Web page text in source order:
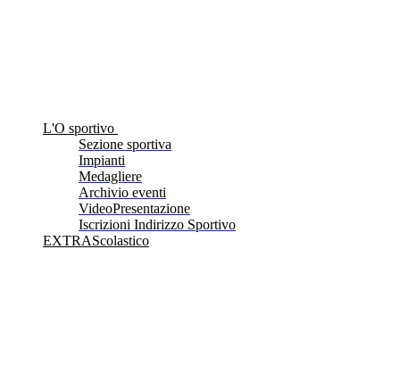
L'O sportivo
Sezione sportiva
Impianti
Medagliere
Archivio eventi
VideoPresentazione
Iscrizioni Indirizzo Sportivo
EXTRAScolastico